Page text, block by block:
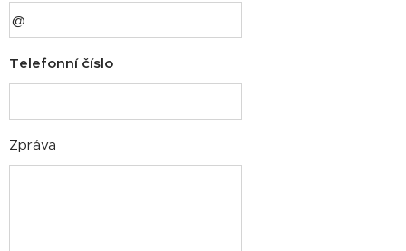
Telefonní číslo
Zpráva